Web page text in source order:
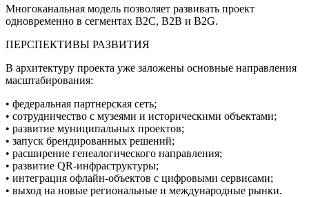
Многоканальная модель позволяет развивать проект
одновременно в сегментах B2C, B2B и B2G.
ПЕРСПЕКТИВЫ РАЗВИТИЯ
В архитектуру проекта уже заложены основные направления
масштабирования:
• федеральная партнерская сеть;
• сотрудничество с музеями и историческими объектами;
• развитие муниципальных проектов;
• запуск брендированных решений;
• расширение генеалогического направления;
• развитие QR-инфраструктуры;
• интеграция офлайн-объектов с цифровыми сервисами;
• выход на новые региональные и международные рынки.